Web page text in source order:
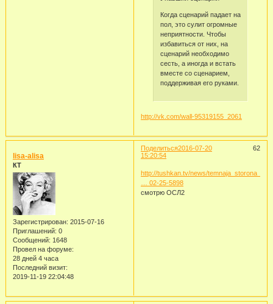
Когда сценарий падает на
пол, это сулит огромные
неприятности. Чтобы
избавиться от них, на
сценарий необходимо
сесть, а иногда и встать
вместе со сценарием,
поддерживая его руками.
http://vk.com/wall-95319155_2061
Поделиться 62
2016-07-20
15:20:54
lisa-alisa
КТ
Зарегистрирован: 2015-07-16
Приглашений: 0
Сообщений: 1648
Провел на форуме:
28 дней 4 часа
Последний визит:
2019-11-19 22:04:48
http://tushkan.tv/news/temnaja_storona_
… 02-25-5898
смотрю ОСЛ2